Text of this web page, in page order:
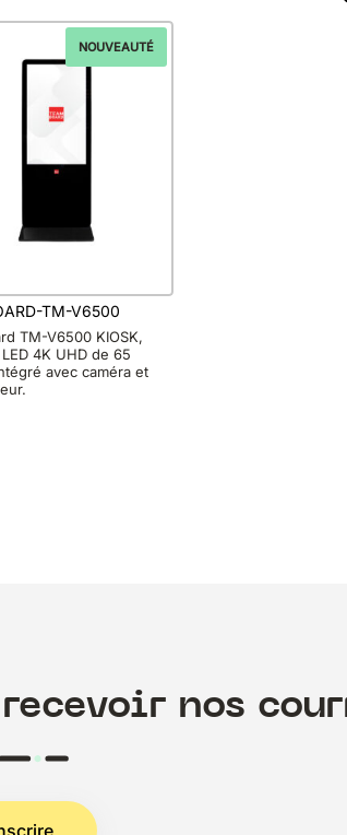
NOUVEAUTÉ
TM-V6500
TM-V6500 KIOSK,
4K UHD de 65
avec caméra et
nos